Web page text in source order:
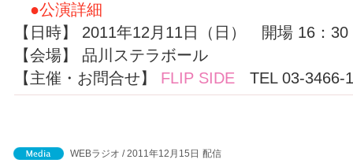
●公演詳細
【日時】 2011年12月11日（日） 開場 16：
【会場】 品川ステラボール
【主催・お問合せ】 FLIP SIDE TEL 03-3466-
WEBラジオ / 2011年12月15日 配信